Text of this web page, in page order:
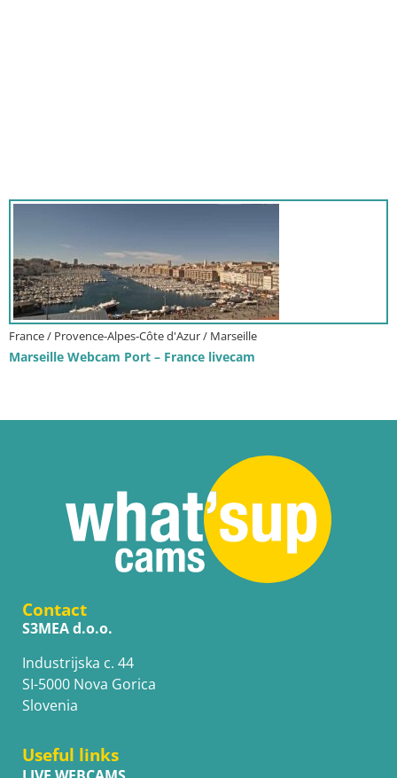
France / Provence-Alpes-Côte d'Azur / Marseille
Marseille Webcam Port – France livecam
Contact
S3MEA d.o.o.
Industrijska c. 44
SI-5000 Nova Gorica
Slovenia
Useful links